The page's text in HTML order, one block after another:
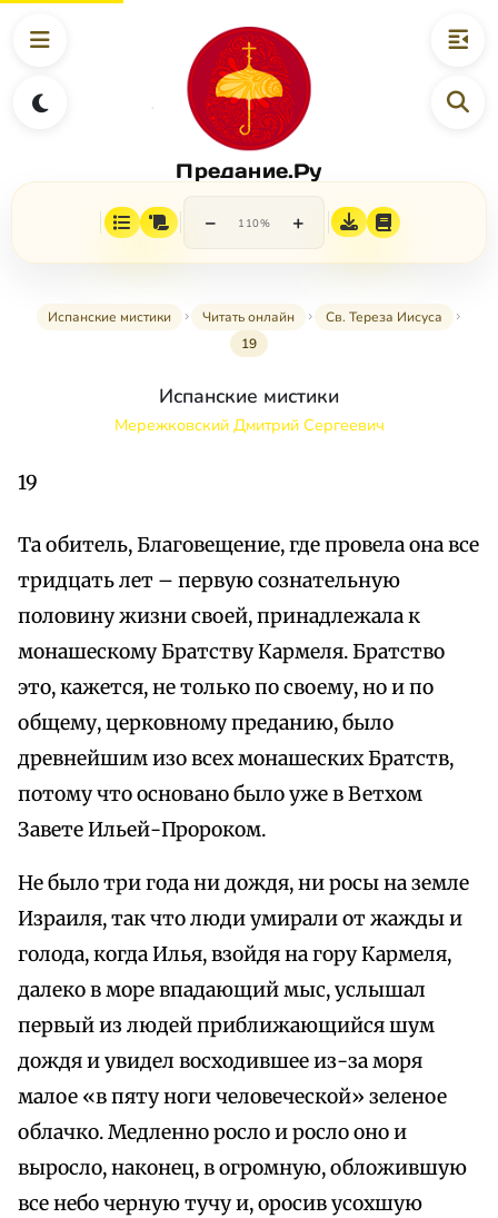
Предание.Ру
− 110% +
Испанские мистики Читать онлайн
Св. Тереза Иисуса
19
Испанские мистики
Мережковский Дмитрий Сергеевич
19
Та обитель, Благовещение, где провела она все
тридцать лет – первую сознательную
половину жизни своей, принадлежала к
монашескому Братству Кармеля. Братство
это, кажется, не только по своему, но и по
общему, церковному преданию, было
древнейшим изо всех монашеских Братств,
потому что основано было уже в Ветхом
Завете Ильей-Пророком.
Не было три года ни дождя, ни росы на земле
Израиля, так что люди умирали от жажды и
голода, когда Илья, взойдя на гору Кармеля,
далеко в море впадающий мыс, услышал
первый из людей приближающийся шум
дождя и увидел восходившее из-за моря
малое «в пяту ноги человеческой» зеленое
облачко. Медленно росло и росло оно и
выросло, наконец, в огромную, обложившую
все небо черную тучу и, оросив усохшую